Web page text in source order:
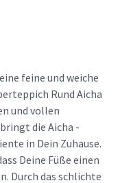
feine und weiche
Rund Aicha
und vollen
die Aicha -
in Dein Zuhause.
Deine Füße einen
Durch das schlichte